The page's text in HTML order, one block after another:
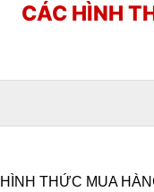
CÁC HÌNH
THỨC MUA